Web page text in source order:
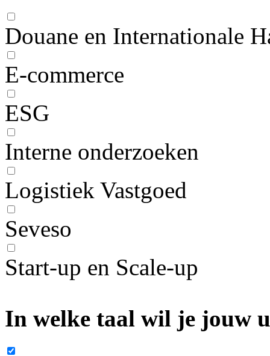
Douane en Internationale
E-commerce
ESG
Interne onderzoeken
Logistiek Vastgoed
Seveso
Start-up en Scale-up
In welke taal wil je jouw